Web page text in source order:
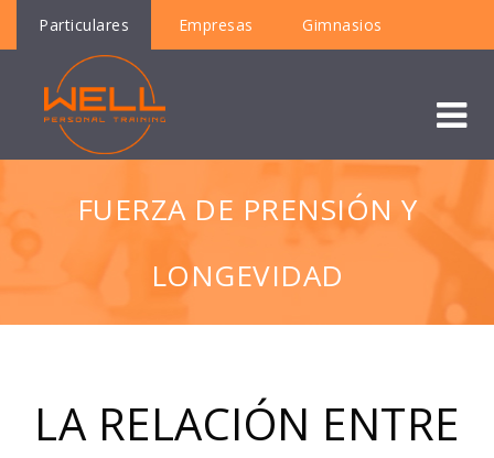
Particulares Empresas Gimnasios
FUERZA DE PRENSIÓN Y
LONGEVIDAD
LA RELACIÓN ENTRE